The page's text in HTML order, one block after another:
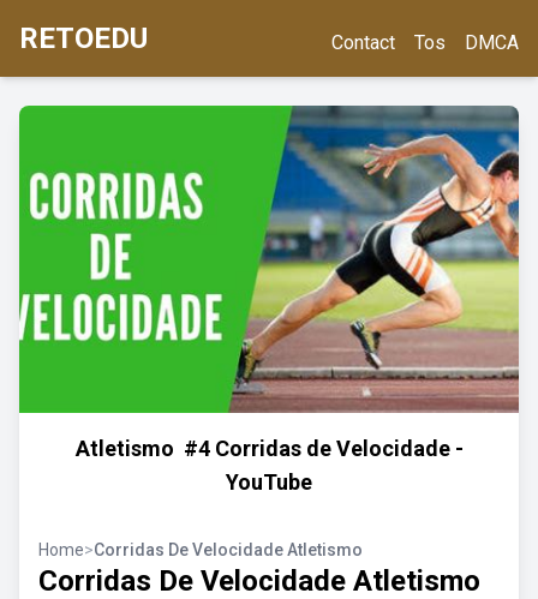
RETOEDU Contact Tos DMCA
Atletismo ️ #4 Corridas de Velocidade -
YouTube
Home>Corridas De Velocidade Atletismo
Corridas De Velocidade Atletismo